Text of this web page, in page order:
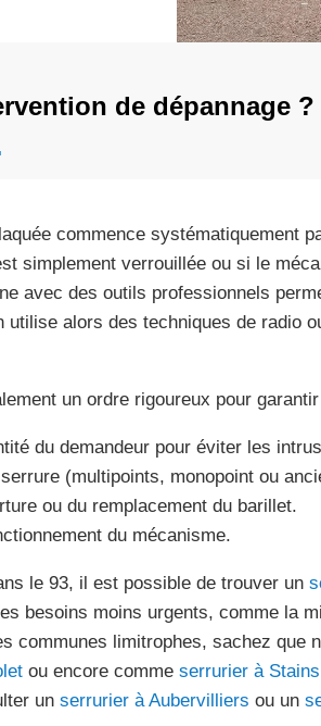
de dépannage ?
commence systématiquement
simplement verrouillée ou si le
avec des outils professionnels
utilise alors des techniques de radio
un ordre rigoureux pour
du demandeur pour éviter les
(multipoints, monopoint ou
ou du remplacement du barillet.
du mécanisme.
le 93, il est possible de trouver un
besoins moins urgents, comme la
communes limitrophes, sachez que
ou encore comme serrurier à Stains
un serrurier à Aubervilliers ou un